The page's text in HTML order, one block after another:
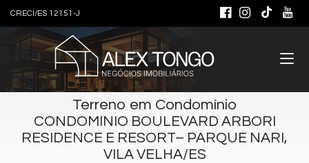
CRECI/ES 12151-J
Terreno em Condomínio
CONDOMINIO BOULEVARD ARBORI
RESIDENCE E RESORT– PARQUE NARI,
VILA VELHA/ES